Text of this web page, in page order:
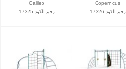
Galileo
رقم الكود 17325
Copernicus
رقم الكود 17326